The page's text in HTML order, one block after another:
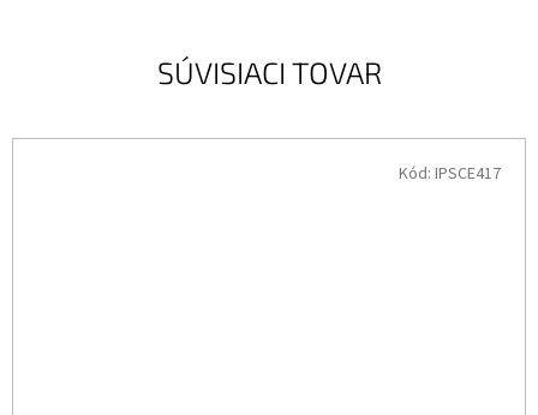
SÚVISIACI TOVAR
Kód: IPSCE417